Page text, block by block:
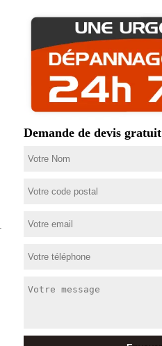
Demande de devis gratuit